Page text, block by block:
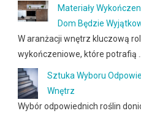
Materiały
Dom Będzie
W aranżacji wnętrz kluczową
wykończeniowe, które potrafią
Sztuka Wyboru
Wnętrz
Wybór odpowiednich roślin